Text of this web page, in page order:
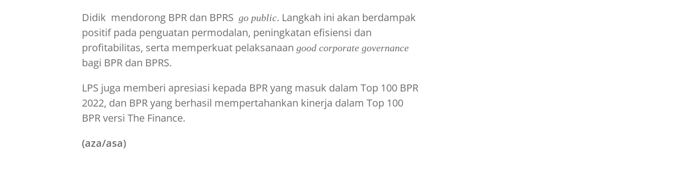
Didik mendorong BPR dan BPRS go public. Langkah ini akan berdampak
positif pada penguatan permodalan, peningkatan efisiensi dan
profitabilitas, serta memperkuat pelaksanaan good corporate governance
bagi BPR dan BPRS.
LPS juga memberi apresiasi kepada BPR yang masuk dalam Top 100 BPR
2022, dan BPR yang berhasil mempertahankan kinerja dalam Top 100
BPR versi The Finance.
(aza/asa)